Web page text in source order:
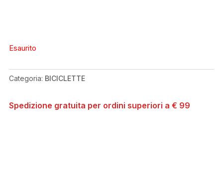
Esaurito
Categoria: BICICLETTE
Spedizione gratuita per ordini superiori a € 99